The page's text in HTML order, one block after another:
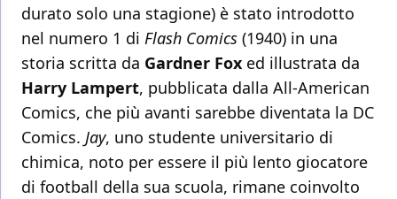
durato solo una stagione) è stato introdotto
nel numero 1 di Flash Comics (1940) in una
storia scritta da Gardner Fox ed illustrata da
Harry Lampert, pubblicata dalla All-American
Comics, che più avanti sarebbe diventata la DC
Comics. Jay, uno studente universitario di
chimica, noto per essere il più lento giocatore
di football della sua scuola, rimane coinvolto